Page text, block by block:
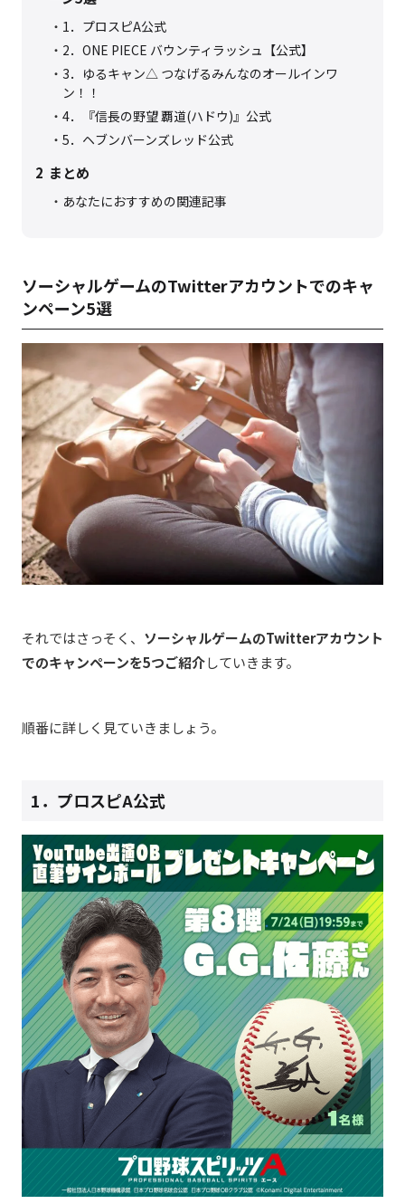
1．プロスピA公式
2．ONE PIECE バウンティラッシュ【公式】
3．ゆるキャン△ つなげるみんなのオールインワ
ン！！
4．『信長の野望 覇道(ハドウ)』公式
5．ヘブンバーンズレッド公式
2 まとめ
あなたにおすすめの関連記事
ソーシャルゲームのTwitterアカウントでのキャ
ンペーン5選
それではさっそく、 ソーシャルゲームのTwitterアカウント
でのキャンペーンを5つご紹介していきます。
順番に詳しく見ていきましょう。
1．プロスピA公式